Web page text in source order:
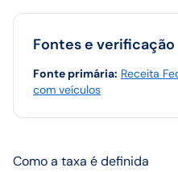
Fontes e verificação
Fonte primária: Receita
com veículos
Como a taxa é definida